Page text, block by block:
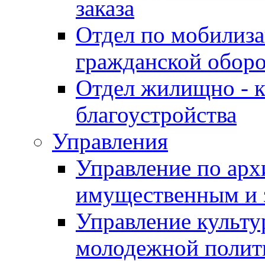
заказа
Отдел по
гражданской
Отдел жилищно -
благоустройства
Управления
Управление по
имущественным и
Управление
молодежной